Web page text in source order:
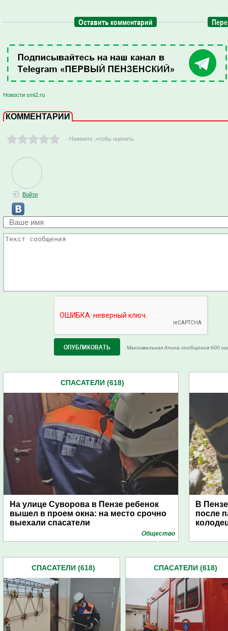
Оставить комментарий
Новости smi2.ru
КОММЕНТАРИИ
- Нажмите ,чтобы оценить
Войти
Максимальная длина сообщения 600
СПАСАТЕЛИ (618)
На улице Суворова в Пензе ребенок
вышел в проем окна: на место срочно
выехали спасатели
Общество
В
после
СПАСАТЕЛИ (618) СПАСАТЕЛИ (618)